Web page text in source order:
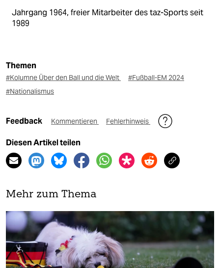
Jahrgang 1964, freier Mitarbeiter des taz-Sports seit
1989
Themen
#Kolumne Über den Ball und die Welt
#Fußball-EM 2024
#Nationalismus
Feedback Kommentieren Fehlerhinweis
Diesen Artikel teilen
Mehr zum Thema